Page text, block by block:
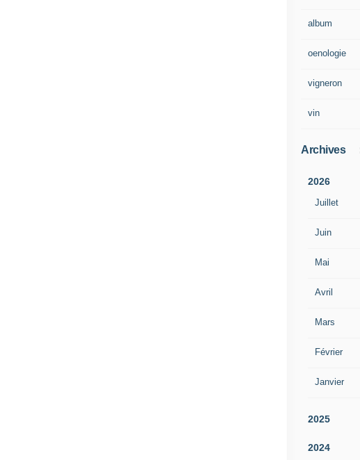
album
oenologie
vigneron
vin
Archives
2026
Juillet
Juin
Mai
Avril
Mars
Février
Janvier
2025
2024